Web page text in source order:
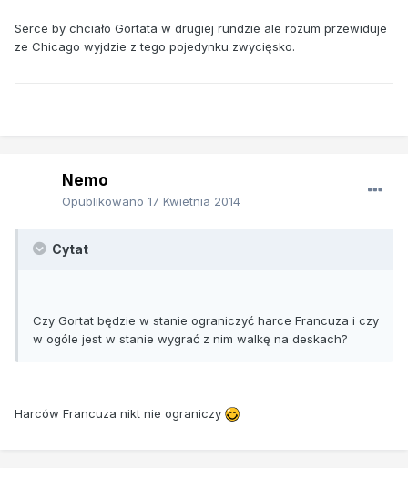
Serce by chciało Gortata w drugiej rundzie ale rozum przewiduje
ze Chicago wyjdzie z tego pojedynku zwycięsko.
Nemo
Opublikowano 17 Kwietnia 2014
Cytat
Czy Gortat będzie w stanie ograniczyć harce Francuza i czy
w ogóle jest w stanie wygrać z nim walkę na deskach?
Harców Francuza nikt nie ograniczy